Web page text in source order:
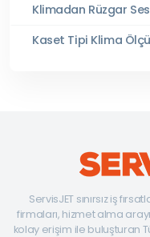
Klimadan Rüzgar
Kaset Tipi Klima
ServisJET sınırsız iş
firmaları, hizmet alma
kolay erişim ile buluşturan